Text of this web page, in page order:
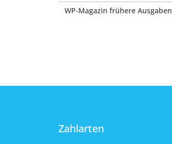
WP-Magazin frühere Ausgaben
Zahlarten